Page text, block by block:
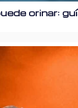
orinar: